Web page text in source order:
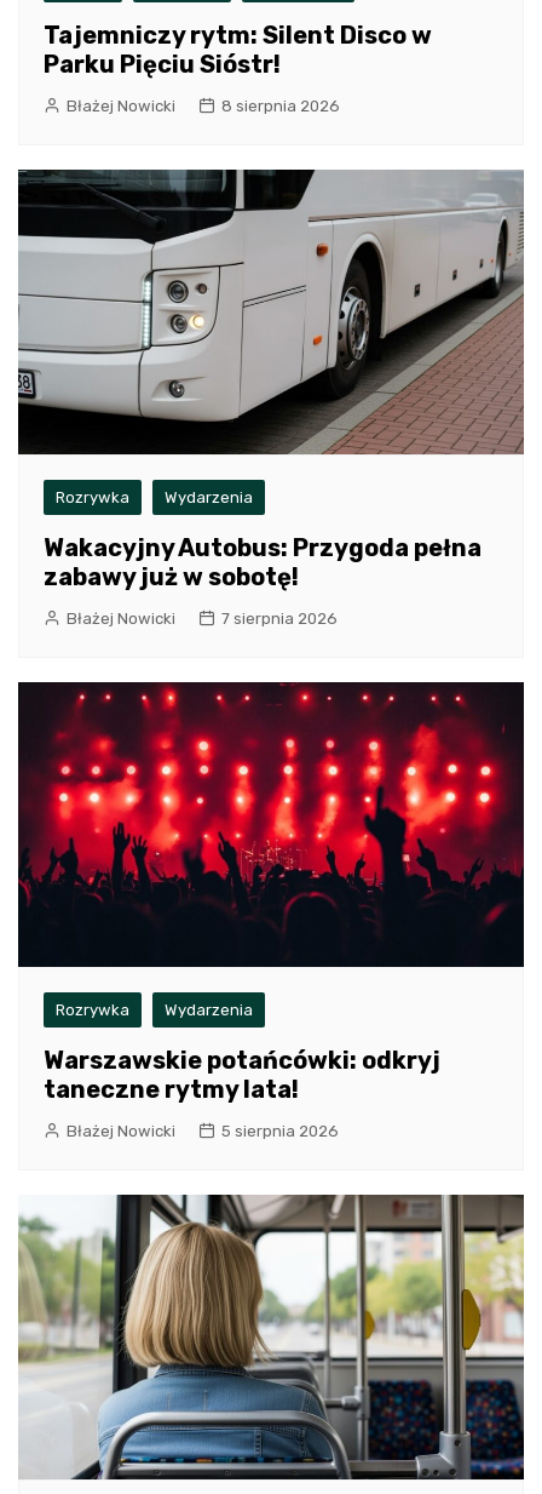
Tajemniczy rytm: Silent Disco w
Parku Pięciu Sióstr!
Błażej Nowicki 8 sierpnia 2026
Rozrywka Wydarzenia
Wakacyjny Autobus: Przygoda pełna
zabawy już w sobotę!
Błażej Nowicki 7 sierpnia 2026
Rozrywka Wydarzenia
Warszawskie potańcówki: odkryj
taneczne rytmy lata!
Błażej Nowicki 5 sierpnia 2026